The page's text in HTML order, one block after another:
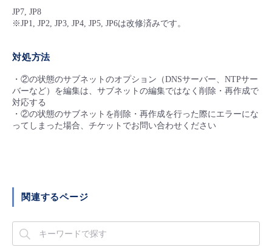
■ 基本構築ガイド
- クラウド / サーバー
- ITインフラストラクチャー
- その他
JP7, JP8
※JP1, JP2, JP3, JP4, JP5, JP6は改修済みです。
対処方法
・②の状態のサブネットのオプション（DNSサーバー、NTPサー
バーなど）を編集は、サブネットの編集ではなく削除・再作成で
対応する
・②の状態のサブネットを削除・再作成を行った際にエラーにな
ってしまった場合、チケットでお問い合わせください
関連するページ